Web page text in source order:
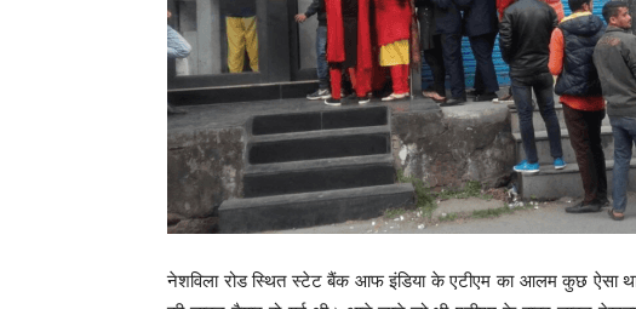
नेशविला रोड स्थित स्टेट बैंक आफ इंडिया के एटीएम का आलम कुछ ऐसा था